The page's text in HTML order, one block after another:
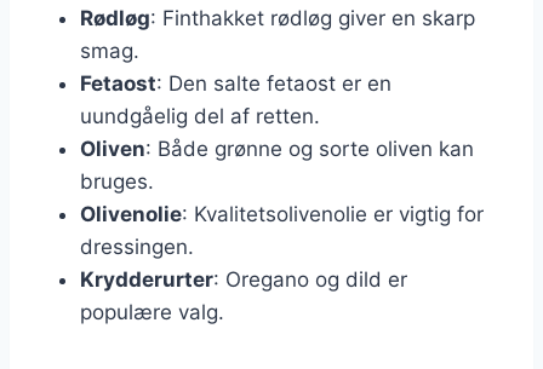
Rødløg: Finthakket rødløg giver en skarp
smag.
Fetaost: Den salte fetaost er en
uundgåelig del af retten.
Oliven: Både grønne og sorte oliven kan
bruges.
Olivenolie: Kvalitetsolivenolie er vigtig for
dressingen.
Krydderurter: Oregano og dild er
populære valg.